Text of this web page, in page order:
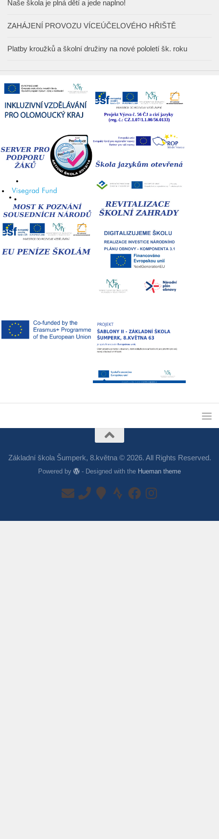
Naše škola je plná dětí a jede naplno!
ZAHÁJENÍ PROVOZU VÍCEÚČELOVÉHO HŘIŠTĚ
Platby kroužků a školní družiny na nové pololetí šk. roku
Základní škola Šumperk, 8.května © 2026. All Rights Reserved.
Powered by - Designed with the Hueman theme